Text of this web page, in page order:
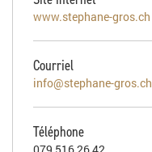
www.stephane-gros.ch
Courriel
info@stephane-gros.ch
Téléphone